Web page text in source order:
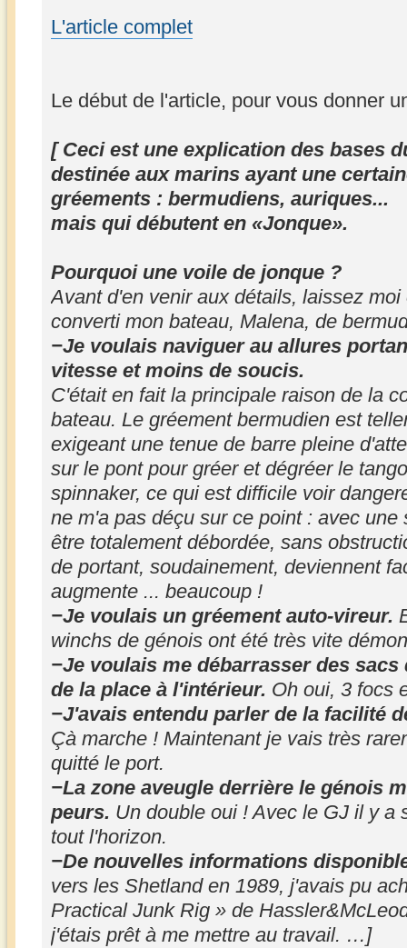
L'article complet
Le début de l'article, pour vous donner
[ Ceci est une explication des bases
destinée aux marins ayant une
gréements : bermudiens, auriques...
mais qui débutent en «Jonque».
Pourquoi une voile de jonque ?
Avant d'en venir aux détails, laissez
converti mon bateau, Malena, de
−Je voulais naviguer au allures
vitesse et moins de soucis.
C'était en fait la principale raison de la
bateau. Le gréement bermudien est
exigeant une tenue de barre pleine
sur le pont pour gréer et dégréer le
spinnaker, ce qui est difficile voir
ne m'a pas déçu sur ce point : avec
être totalement débordée, sans
de portant, soudainement, deviennent
augmente ... beaucoup !
−Je voulais un gréement auto-vireur.
winchs de génois ont été très vite
−Je voulais me débarrasser des
de la place à l'intérieur. Oh oui, 3 focs
−J'avais entendu parler de la facilité
Çà marche ! Maintenant je vais très
quitté le port.
−La zone aveugle derrière le génois
peurs. Un double oui ! Avec le GJ il y a
tout l'horizon.
−De nouvelles informations
vers les Shetland en 1989, j'avais pu
Practical Junk Rig » de
j'étais prêt à me mettre au travail. …]